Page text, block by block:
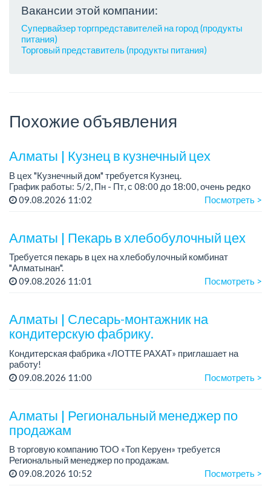
Вакансии этой компании:
Супервайзер торгпредставителей на город (продукты
питания)
Торговый представитель (продукты питания)
Похожие объявления
Алматы | Кузнец в кузнечный цех
В цех "Кузнечный дом" требуется Кузнец.
График работы: 5/2, Пн - Пт, с 08:00 до 18:00, очень редко
суббота.
- о...
09.08.2026 11:02 Посмотреть >
Алматы | Пекарь в хлебобулочный цех
Требуется пекарь в цех на хлебобулочный комбинат
"Алматынан".
Требования: начальное или среднее специальное
Зарплата: до 220 000 тенге в меся...
09.08.2026 11:01 Посмотреть >
Алматы | Слесарь-монтажник на
кондитерскую фабрику.
Кондитерская фабрика «ЛОТТЕ РАХАТ» приглашает на
работу!
Зарплата обсуждается на собеседовании.
09.08.2026 11:00 Посмотреть >
Алматы | Региональный менеджер по
продажам
В торговую компанию ТОО «Топ Керуен» требуется
Региональный менеджер по продажам.
График работы: 5/2, сменный, с 09.00 до 18.00.
09.08.2026 10:52 Посмотреть >